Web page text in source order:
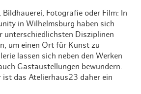
Fotografie oder Film: In
in Wilhelmsburg haben sich
unterschiedlichsten Disziplinen
um einen Ort für Kunst zu
lassen sich neben den Werken
Gastaustellungen bewundern.
ist das Atelierhaus23 daher ein